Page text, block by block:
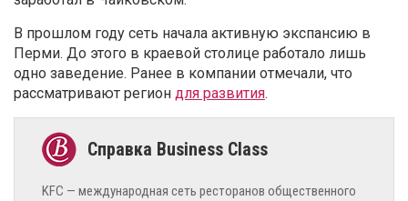
В прошлом году сеть начала активную экспансию в
Перми. До этого в краевой столице работало лишь
одно заведение. Ранее в компании отмечали, что
рассматривают регион для развития.
KFC — международная сеть ресторанов общественного